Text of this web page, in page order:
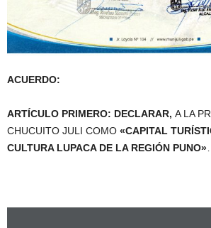
ACUERDO:
ARTÍCULO PRIMERO: DECLARAR, A LA
CHUCUITO JULI COMO «CAPITAL
CULTURA LUPACA DE LA REGIÓN PUNO»